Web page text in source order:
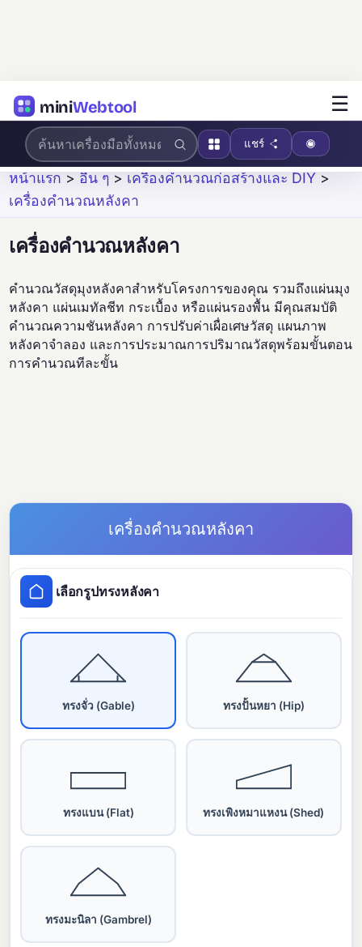
miniWebtool ☰
แชร์
หน้าแรก > อื่น ๆ > เครื่องคำนวณก่อสร้างและ DIY >
เครื่องคำนวณหลังคา
เครื่องคำนวณหลังคา
คำนวณวัสดุมุงหลังคาสำหรับโครงการของคุณ รวมถึงแผ่นมุง
หลังคา แผ่นเมทัลชีท กระเบื้อง หรือแผ่นรองพื้น มีคุณสมบัติ
คำนวณความชันหลังคา การปรับค่าเผื่อเศษวัสดุ แผนภาพ
หลังคาจำลอง และการประมาณการปริมาณวัสดุพร้อมขั้นตอน
การคำนวณทีละขั้น
เครื่องคำนวณหลังคา
เลือกรูปทรงหลังคา
ทรงจั่ว (Gable) ทรงปั้นหยา (Hip)
ทรงแบน (Flat) ทรงเพิงหมาแหงน (Shed)
ทรงมะนิลา (Gambrel)